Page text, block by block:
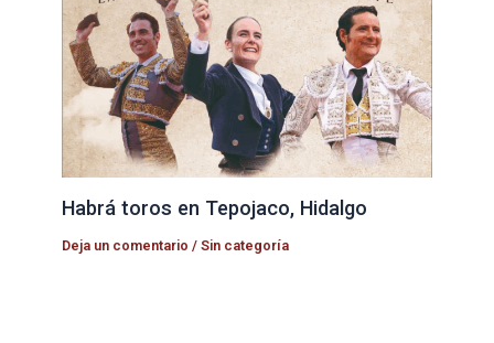
Habrá toros en Tepojaco, Hidalgo
Deja un comentario /Sin categoría